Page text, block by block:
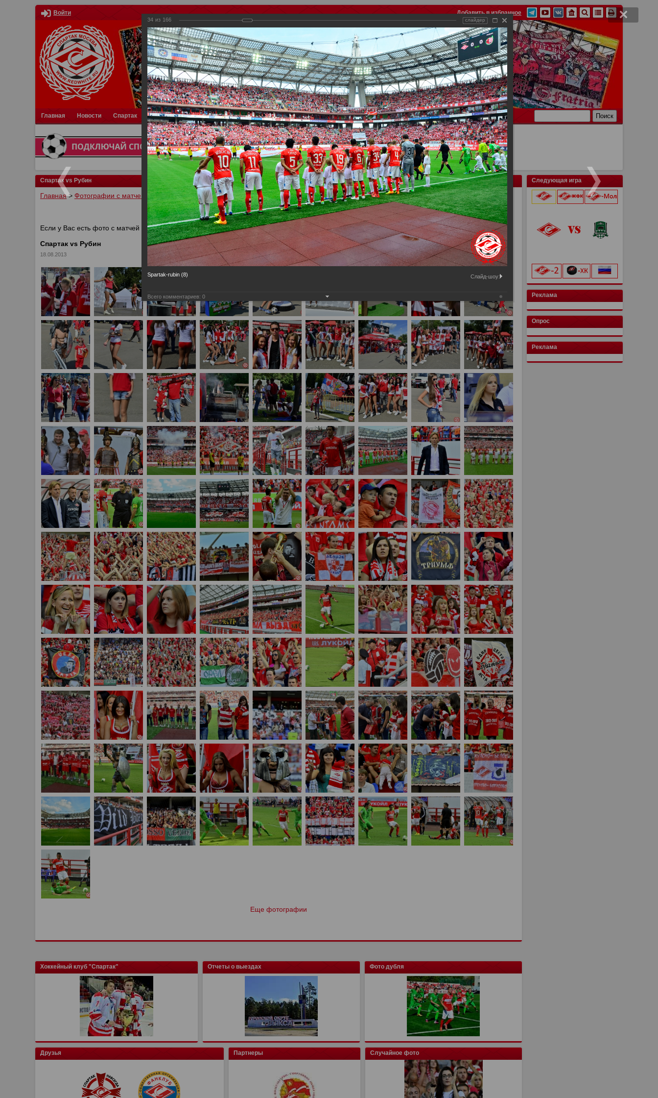
Войти Добавить в избранное
Главная Новости Спартак Турниры Фотки Отчеты Видео Фанату Стадионы О футболе КБ Форум Ссылки Связь
Спартак vs Рубин
Главная> Фотографии с матчей Спартака, Сборной Росиии >ФК Спартак>Сезон 2013/2014>Спартак vs Рубин
Уважаемые посетители нашего сайта!
Если у Вас есть фото с матчей
Спартака, высылайте нам напочтумы обязательно разместим их в этом разделе.
Спартак vs Рубин
18.08.2013
Еще фотографии
Хоккейный клуб "Спартак" Отчеты о выездах Фото дубля
Друзья Партнеры Случайное фото
Следующая игра
Реклама
Опрос
Реклама
34 из 166 слайдер
Spartak-rubin (8) Слайд-шоу:
Всего комментариев: 0